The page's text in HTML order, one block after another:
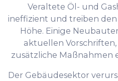
Veraltete Öl- und
ineffizient und treiben
Höhe. Einige
aktuellen
zusätzliche Maßnahmen
Der Gebäudesektor